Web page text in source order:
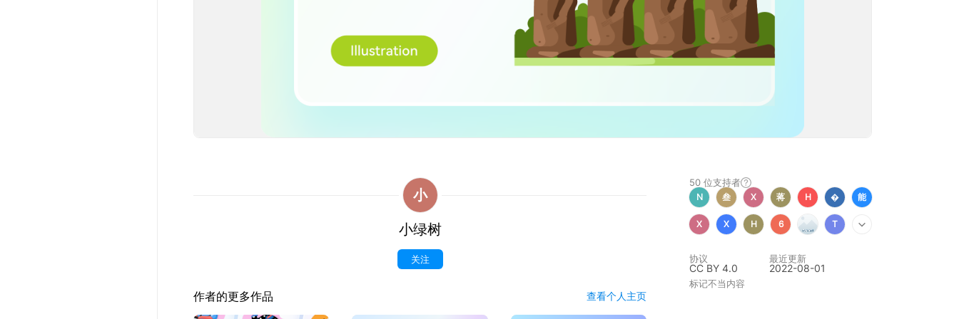
小
小绿树
关注
作者的更多作品 查看个人 主页
50 位支持者
N 叁 X 蒋 H  能
X X H 6 T
协议
CC BY 4.0
最近更新
2022-08-01
标记不当内容